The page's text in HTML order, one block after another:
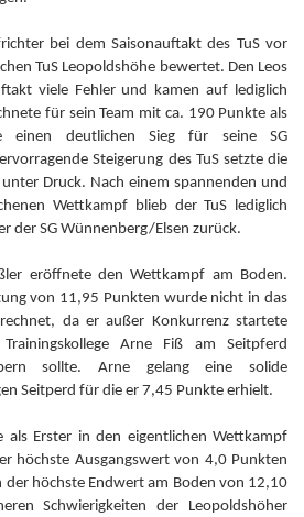
bei dem Saisonauftakt des TuS vor
TuS Leopoldshöhe bewertet. Den Leos
viele Fehler und kamen auf lediglich
für sein Team mit ca. 190 Punkte als
einen deutlichen Sieg für seine SG
Steigerung des TuS setzte die
Druck. Nach einem spannenden und
Wettkampf blieb der TuS lediglich
der SG Wünnenberg/Elsen zurück.
eröffnete den Wettkampf am Boden.
von 11,95 Punkten wurde nicht in das
da er außer Konkurrenz startete
Arne Fiß am Seitpferd
sollte. Arne gelang eine solide
Seitperd für die er 7,45 Punkte erhielt.
als Erster in den eigentlichen Wettkampf
höchste Ausgangswert von 4,0 Punkten
der höchste Endwert am Boden von 12,10
Schwierigkeiten der Leopoldshöher